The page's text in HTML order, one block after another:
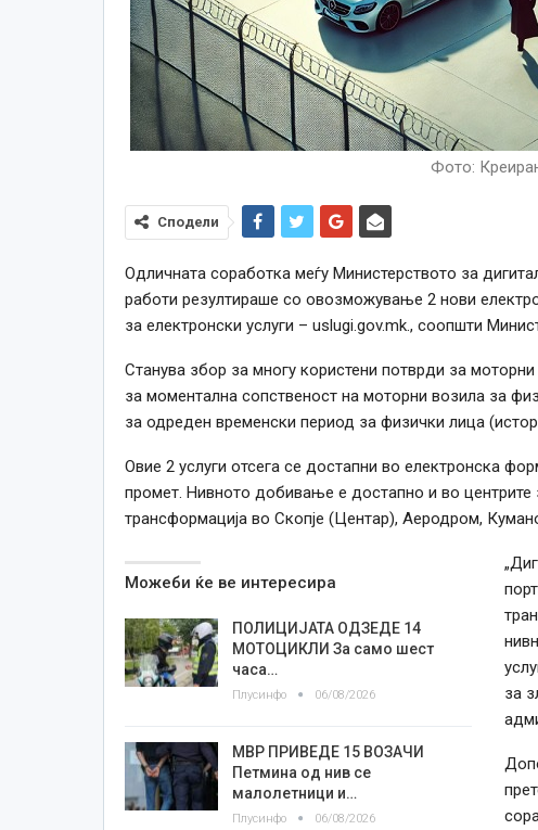
Фото:
Сподели
Одличната соработка меѓу Министерството за
работи резултираше со овозможување 2 нови
за електронски услуги – uslugi.gov.mk., соопшти
Станува збор за многу користени потврди за
за моментална сопственост на моторни возила за
за одреден временски период за физички лица
Овие 2 услуги отсега се достапни во електронска
промет. Нивното добивање е достапно и во центрите
трансформација во Скопје (Центар), Аеродром,
Можеби ќе ве интересира
ПОЛИЦИЈАТА ОДЗЕДЕ 14
МОТОЦИКЛИ За само шест
часа…
Плусинфо 06/08/2026
МВР ПРИВЕДЕ 15 ВОЗАЧИ
Петмина од нив се
малолетници и…
Плусинфо 06/08/2026
за